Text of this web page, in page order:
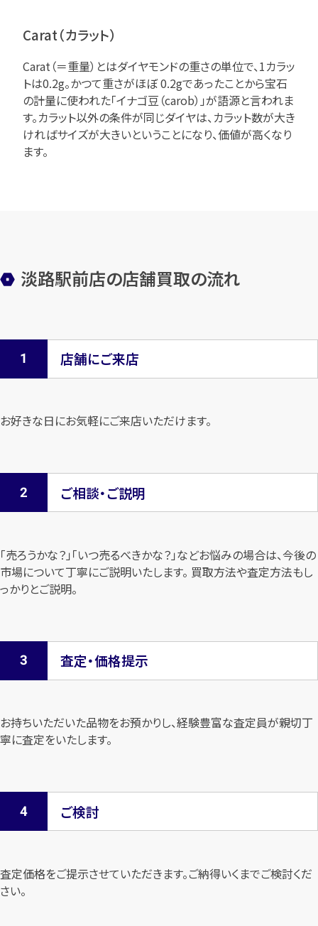
Carat（カラット）
Carat（＝重量）とはダイヤモンドの重さの単位で、1カラッ
トは0.2g。かつて重さがほぼ 0.2gであったことから宝石
の計量に使われた「イナゴ豆（carob）」が語源と言われま
す。カラット以外の条件が同じダイヤは、カラット数が大き
ければサイズが大きいということになり、価値が高くなり
ます。
淡路駅前店の店舗買取の流れ
店舗にご来店
お好きな日にお気軽にご来店いただけます。
ご相談・ご説明
「売ろうかな？」「いつ売るべきかな？」などお悩みの場合は、今後の
市場について丁寧にご説明いたします。 買取方法や査定方法もし
っかりとご説明。
査定・価格提示
お持ちいただいた品物をお預かりし、経験豊富な査定員が親切丁
寧に査定をいたします。
ご検討
査定価格をご提示させていただきます。ご納得いくまでご検討くだ
さい。